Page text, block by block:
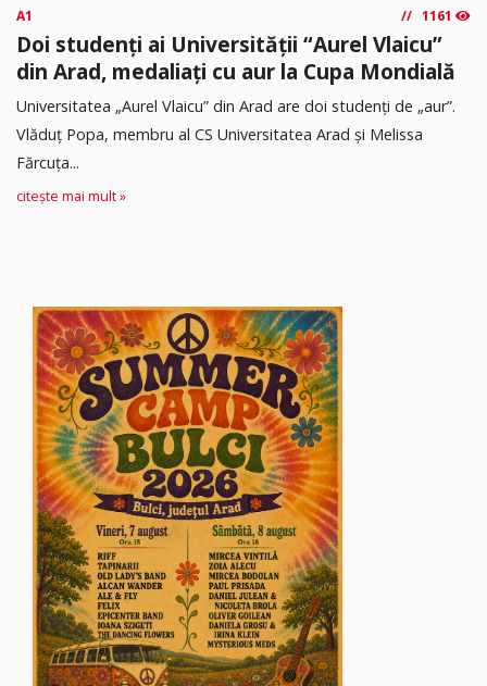
A1 1161
Doi studenți ai Universității “Aurel Vlaicu”
din Arad, medaliați cu aur la Cupa Mondială
Universitatea „Aurel Vlaicu” din Arad are doi studenți de „aur”.
Vlăduț Popa, membru al CS Universitatea Arad și Melissa
Fărcuța...
citește mai mult »